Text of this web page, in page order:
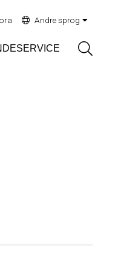
Andre sprog